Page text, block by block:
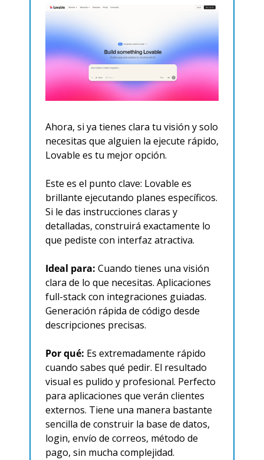
Ahora, si ya tienes clara tu visión y solo
necesitas que alguien la ejecute rápido,
Lovable es tu mejor opción.
Este es el punto clave: Lovable es
brillante ejecutando planes específicos.
Si le das instrucciones claras y
detalladas, construirá exactamente lo
que pediste con interfaz atractiva.
Ideal para: Cuando tienes una visión
clara de lo que necesitas. Aplicaciones
full-stack con integraciones guiadas.
Generación rápida de código desde
descripciones precisas.
Por qué: Es extremadamente rápido
cuando sabes qué pedir. El resultado
visual es pulido y profesional. Perfecto
para aplicaciones que verán clientes
externos. Tiene una manera bastante
sencilla de construir la base de datos,
login, envío de correos, método de
pago, sin mucha complejidad.